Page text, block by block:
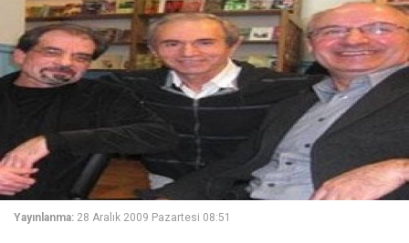
Yayınlanma: 28 Aralık 2009 Pazartesi 08:51